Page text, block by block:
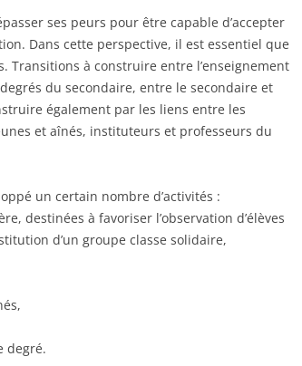
ses peurs pour être capable d’accepter
Dans cette perspective, il est essentiel que
Transitions à construire entre l’enseignement
du secondaire, entre le secondaire et
également par les liens entre les
et aînés, instituteurs et professeurs du
un certain nombre d’activités :
destinées à favoriser l’observation d’élèves
d’un groupe classe solidaire,
degré.